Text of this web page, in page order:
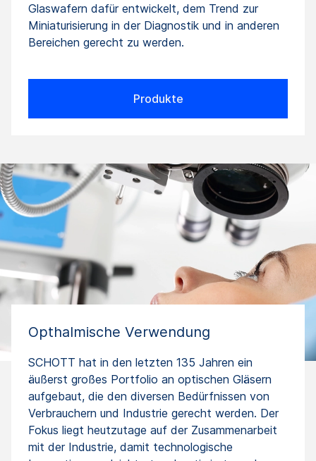
Glaswafern dafür entwickelt, dem Trend zur
Miniaturisierung in der Diagnostik und in anderen
Bereichen gerecht zu werden.
Produkte
Opthalmische Verwendung
SCHOTT hat in den letzten 135 Jahren ein
äußerst großes Portfolio an optischen Gläsern
aufgebaut, die den diversen Bedürfnissen von
Verbrauchern und Industrie gerecht werden. Der
Fokus liegt heutzutage auf der Zusammenarbeit
mit der Industrie, damit technologische